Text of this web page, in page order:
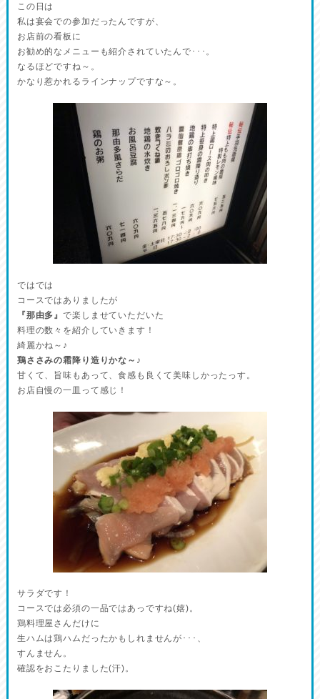
この日は
私は宴会での参加だったんですが、
お店前の看板に
お勧め的なメニューも紹介されていたんで･･･。
なるほどですね～。
かなり惹かれるラインナップですな～。
ではでは
コースではありましたが
『那由多』で楽しませていただいた
料理の数々を紹介していきます！
綺麗かね～♪
鶏ささみの霜降り造りかな～♪
甘くて、旨味もあって、食感も良くて美味しかったっす。
お店自慢の一皿って感じ！
サラダです！
コースでは必須の一品ではあっですね(嬉)。
鶏料理屋さんだけに
生ハムは鶏ハムだったかもしれませんが･･･、
すんません。
確認をおこたりました(汗)。